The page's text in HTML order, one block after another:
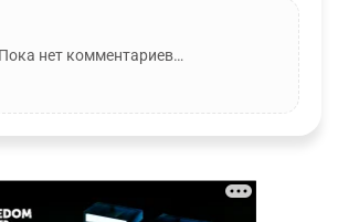
Пока нет комментариев…